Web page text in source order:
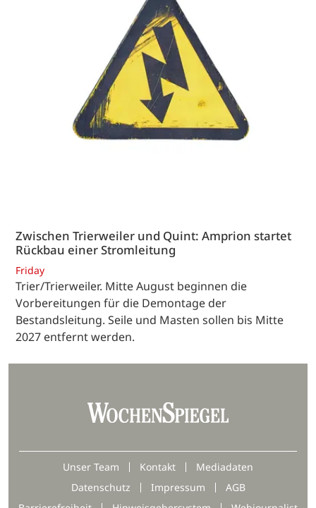
Zwischen Trierweiler und Quint: Amprion startet
Rückbau einer Stromleitung
Friday
Trier/Trierweiler. Mitte August beginnen die
Vorbereitungen für die Demontage der
Bestandsleitung. Seile und Masten sollen bis Mitte
2027 entfernt werden.
Unser Team Kontakt
Mediadaten
Datenschutz
Impressum
AGB